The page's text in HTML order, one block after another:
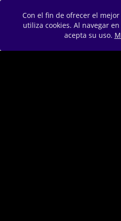
Con el fin de ofrecer el
utiliza cookies. Al navegar
acepta su uso.